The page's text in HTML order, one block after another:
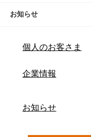
お知らせ
個人のお客さま
企業情報
お知らせ